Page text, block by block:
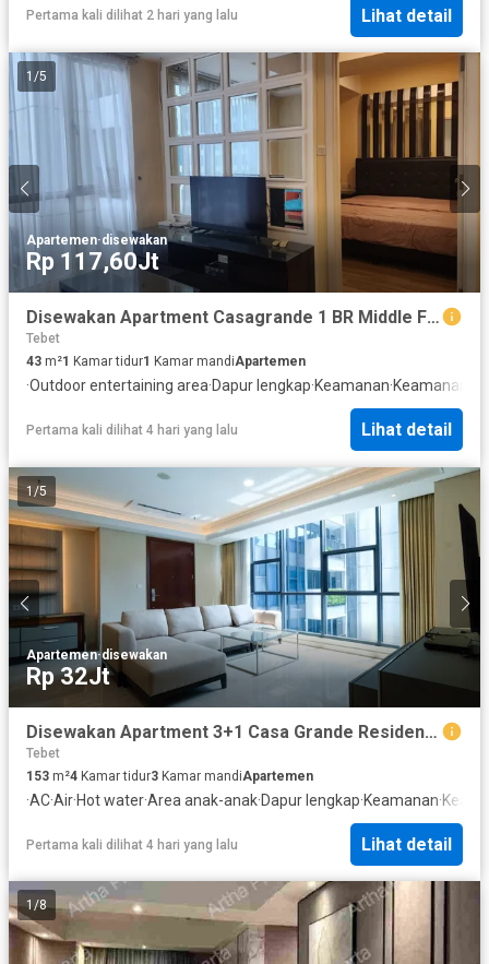
Pertama kali dilihat 2 hari yang lalu Lihat detail
1 /5
Apartemen·disewakan
Rp 117,60Jt
Disewakan Apartment Casagrande 1 BR Middle Floor Full Furnished Harga Terjangkau Jakarta Selatan
Tebet
43 m²1 Kamar tidur1 Kamar mandiApartemen
·Outdoor entertaining area·Dapur lengkap·Keamanan·Keamanan
Pertama kali dilihat 4 hari yang lalu Lihat detail
1 /5
Apartemen·disewakan
Rp 32Jt
Disewakan Apartment 3+1 Casa Grande Residence Private Lift Low Floor Casa Grande Residence Jakarta Selatan
Tebet
153 m²4 Kamar tidur3 Kamar mandiApartemen
·AC·Air·Hot water·Area anak-anak·Dapur lengkap·Keamanan·
Pertama kali dilihat 4 hari yang lalu Lihat detail
1/8